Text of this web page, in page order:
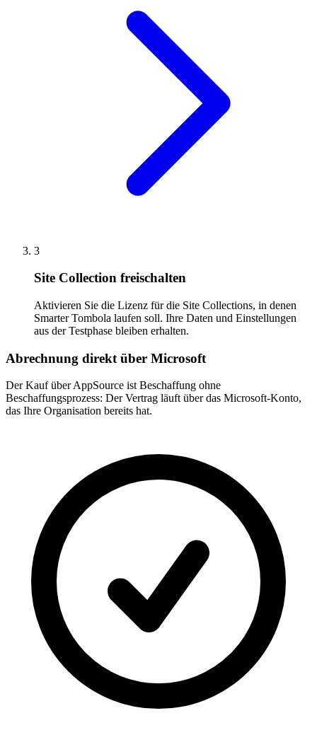
3
Site Collection freischalten
Aktivieren Sie die Lizenz für die Site Collections, in denen
Smarter Tombola laufen soll. Ihre Daten und Einstellungen
aus der Testphase bleiben erhalten.
Abrechnung direkt über Microsoft
Der Kauf über AppSource ist Beschaffung ohne
Beschaffungsprozess: Der Vertrag läuft über das Microsoft-Konto,
das Ihre Organisation bereits hat.